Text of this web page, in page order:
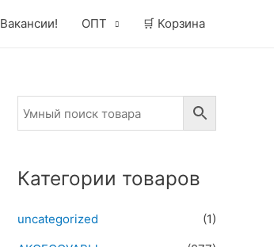
Вакансии! ОПТ 🛒 Корзина
Категории товаров
uncategorized
(1)